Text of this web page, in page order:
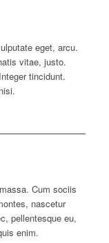
eget, arcu.
vitae, justo.
tincidunt.
Cum sociis
nascetur
pellentesque eu,
enim.